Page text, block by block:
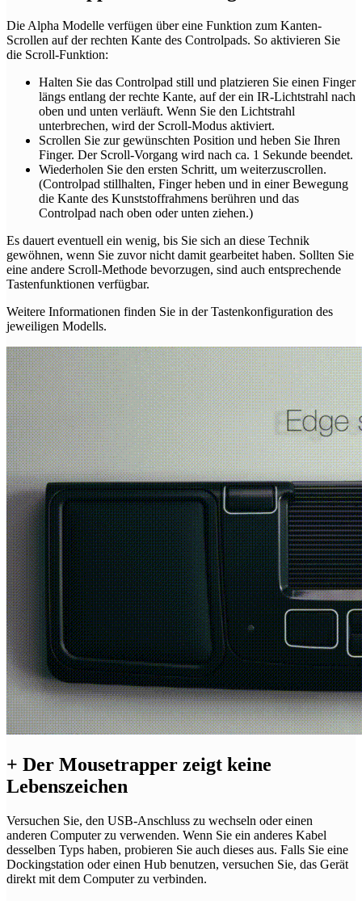
Die Alpha Modelle verfügen über eine Funktion zum Kanten-
Scrollen auf der rechten Kante des Controlpads. So aktivieren Sie
die Scroll-Funktion:
Halten Sie das Controlpad still und platzieren Sie einen Finger
längs entlang der rechte Kante, auf der ein IR-Lichtstrahl nach
oben und unten verläuft. Wenn Sie den Lichtstrahl
unterbrechen, wird der Scroll-Modus aktiviert.
Scrollen Sie zur gewünschten Position und heben Sie Ihren
Finger. Der Scroll-Vorgang wird nach ca. 1 Sekunde beendet.
Wiederholen Sie den ersten Schritt, um weiterzuscrollen.
(Controlpad stillhalten, Finger heben und in einer Bewegung
die Kante des Kunststoffrahmens berühren und das
Controlpad nach oben oder unten ziehen.)
Es dauert eventuell ein wenig, bis Sie sich an diese Technik
gewöhnen, wenn Sie zuvor nicht damit gearbeitet haben. Sollten Sie
eine andere Scroll-Methode bevorzugen, sind auch entsprechende
Tastenfunktionen verfügbar.
Weitere Informationen finden Sie in der Tastenkonfiguration des
jeweiligen Modells.
+ Der Mousetrapper zeigt keine
Lebenszeichen
Versuchen Sie, den USB-Anschluss zu wechseln oder einen
anderen Computer zu verwenden. Wenn Sie ein anderes Kabel
desselben Typs haben, probieren Sie auch dieses aus. Falls Sie eine
Dockingstation oder einen Hub benutzen, versuchen Sie, das Gerät
direkt mit dem Computer zu verbinden.